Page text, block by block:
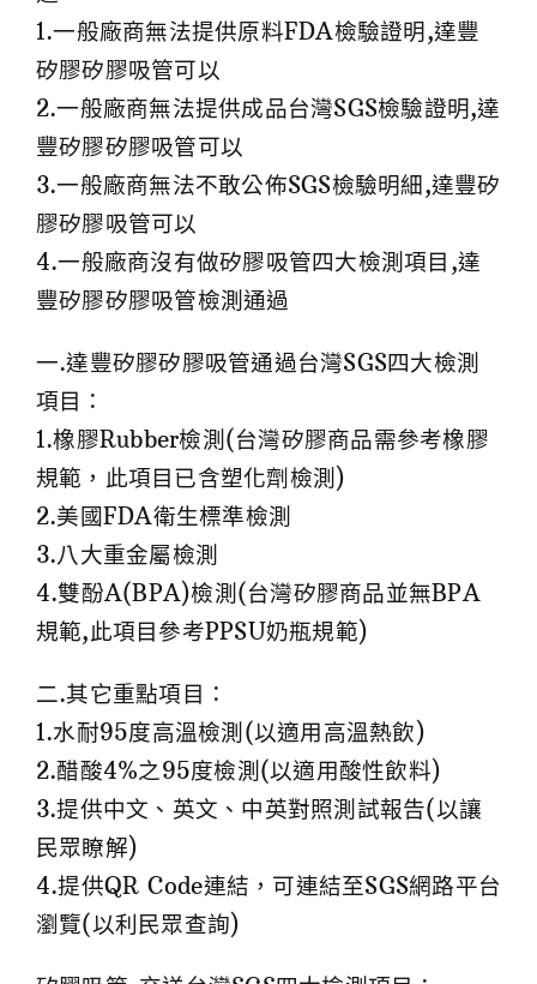
1.一般廠商無法提供原料FDA檢驗證明,達豐
矽膠矽膠吸管可以
2.一般廠商無法提供成品台灣SGS檢驗證明,達
豐矽膠矽膠吸管可以
3.一般廠商無法不敢公佈SGS檢驗明細,達豐矽
膠矽膠吸管可以
4.一般廠商沒有做矽膠吸管四大檢測項目,達
豐矽膠矽膠吸管檢測通過
一.達豐矽膠矽膠吸管通過台灣SGS四大檢測
項目：
1.橡膠Rubber檢測(台灣矽膠商品需參考橡膠
規範，此項目已含塑化劑檢測)
2.美國FDA衛生標準檢測
3.八大重金屬檢測
4.雙酚A(BPA)檢測(台灣矽膠商品並無BPA
規範,此項目參考PPSU奶瓶規範)
二.其它重點項目：
1.水耐95度高溫檢測(以適用高溫熱飲)
2.醋酸4%之95度檢測(以適用酸性飲料)
3.提供中文、英文、中英對照測試報告(以讓
民眾瞭解)
4.提供QR Code連結，可連結至SGS網路平台
瀏覽(以利民眾查詢)